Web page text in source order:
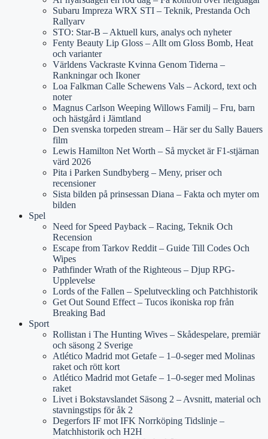
Subaru Impreza WRX STI – Teknik, Prestanda Och
Rallyarv
STO: Star-B – Aktuell kurs, analys och nyheter
Fenty Beauty Lip Gloss – Allt om Gloss Bomb, Heat
och varianter
Världens Vackraste Kvinna Genom Tiderna –
Rankningar och Ikoner
Loa Falkman Calle Schewens Vals – Ackord, text och
noter
Magnus Carlson Weeping Willows Familj – Fru, barn
och hästgård i Jämtland
Den svenska torpeden stream – Här ser du Sally Bauers
film
Lewis Hamilton Net Worth – Så mycket är F1-stjärnan
värd 2026
Pita i Parken Sundbyberg – Meny, priser och
recensioner
Sista bilden på prinsessan Diana – Fakta och myter om
bilden
Spel
Need for Speed Payback – Racing, Teknik Och
Recension
Escape from Tarkov Reddit – Guide Till Codes Och
Wipes
Pathfinder Wrath of the Righteous – Djup RPG-
Upplevelse
Lords of the Fallen – Spelutveckling och Patchhistorik
Get Out Sound Effect – Tucos ikoniska rop från
Breaking Bad
Sport
Rollistan i The Hunting Wives – Skådespelare, premiär
och säsong 2 Sverige
Atlético Madrid mot Getafe – 1–0-seger med Molinas
raket och rött kort
Atlético Madrid mot Getafe – 1–0-seger med Molinas
raket
Livet i Bokstavslandet Säsong 2 – Avsnitt, material och
stavningstips för åk 2
Degerfors IF mot IFK Norrköping Tidslinje –
Matchhistorik och H2H